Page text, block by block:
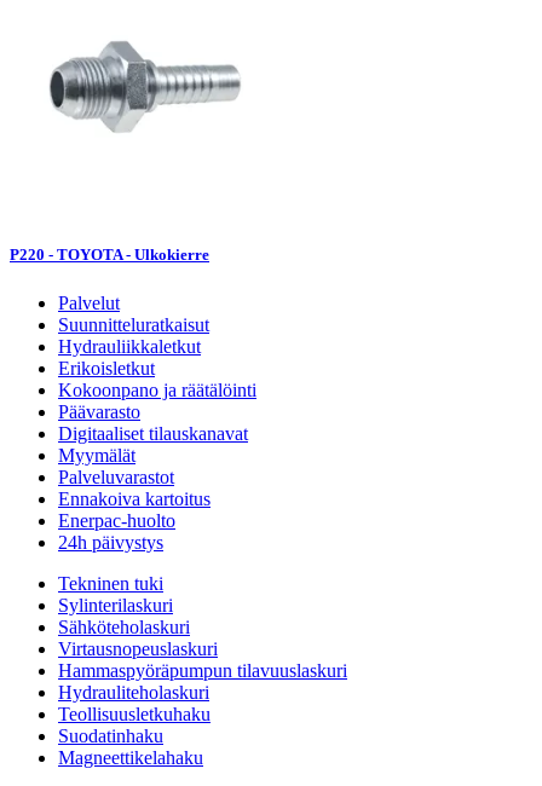
P220 - TOYOTA - Ulkokierre
Palvelut
Suunnitteluratkaisut
Hydrauliikkaletkut
Erikoisletkut
Kokoonpano ja räätälöinti
Päävarasto
Digitaaliset tilauskanavat
Myymälät
Palveluvarastot
Ennakoiva kartoitus
Enerpac-huolto
24h päivystys
Tekninen tuki
Sylinterilaskuri
Sähköteholaskuri
Virtausnopeuslaskuri
Hammaspyöräpumpun tilavuuslaskuri
Hydrauliteholaskuri
Teollisuusletkuhaku
Suodatinhaku
Magneettikelahaku